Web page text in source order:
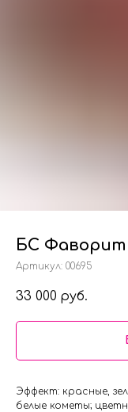
БС Фаворит
Артикул: 00695
33 000 руб.
Эффект: красные,
белые кометы;